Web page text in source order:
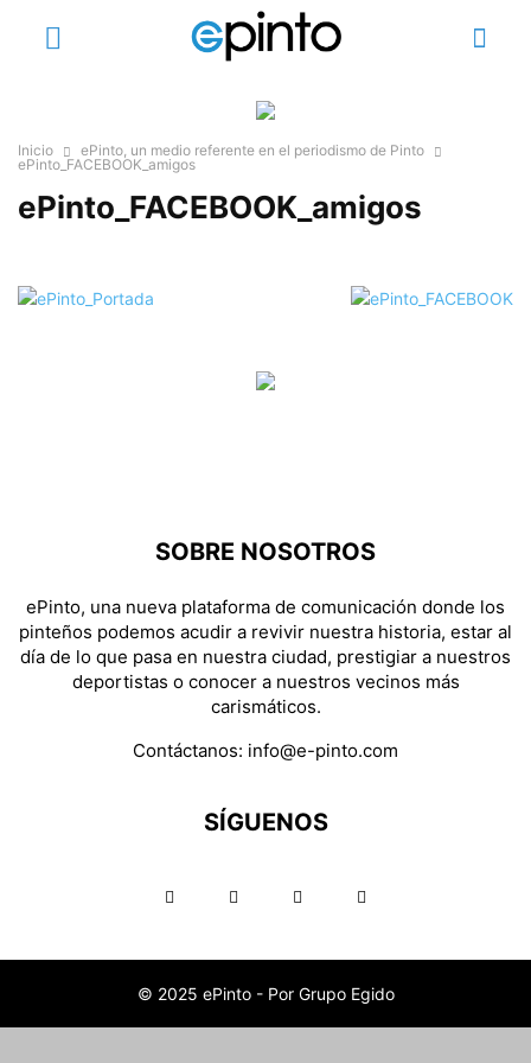
Inicio
ePinto, un medio referente en el periodismo de Pinto
ePinto_FACEBOOK_amigos
ePinto_FACEBOOK_amigos
SOBRE NOSOTROS
ePinto, una nueva plataforma de comunicación donde los
pinteños podemos acudir a revivir nuestra historia, estar al
día de lo que pasa en nuestra ciudad, prestigiar a nuestros
deportistas o conocer a nuestros vecinos más
carismáticos.
Contáctanos: info@e-pinto.com
SÍGUENOS
© 2025 ePinto - Por Grupo Egido